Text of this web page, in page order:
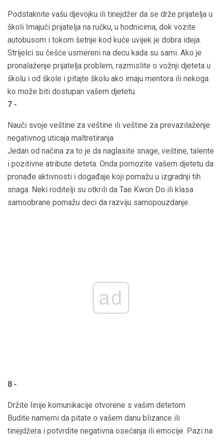
Podstaknite vašu djevojku ili tinejdžer da se drže prijatelja u
školi Imajući prijatelja na ručku, u hodnicima, dok vozite
autobusom i tokom šetnje kod kuće uvijek je dobra ideja.
Strijelci su češće usmereni na decu kada su sami. Ako je
pronalaženje prijatelja problem, razmislite o vožnji djeteta u
školu i od škole i pitajte školu ako imaju mentora ili nekoga
ko može biti dostupan vašem djetetu.
7 -
Nauči svoje veštine za veštine ili veštine za prevazilaženje
negativnog uticaja maltretiranja
Jedan od načina za to je da naglasite snage, veštine, talente
i pozitivne atribute deteta. Onda pomozite vašem djetetu da
pronađe aktivnosti i događaje koji pomažu u izgradnji tih
snaga. Neki roditelji su otkrili da Tae Kwon Do ili klasa
samoobrane pomažu deci da razviju samopouzdanje.
ad
8 -
Držite linije komunikacije otvorene s vašim detetom
Budite namerni da pitate o vašem danu blizance ili
tinejdžera i potvrdite negativna osećanja ili emocije. Pazi na